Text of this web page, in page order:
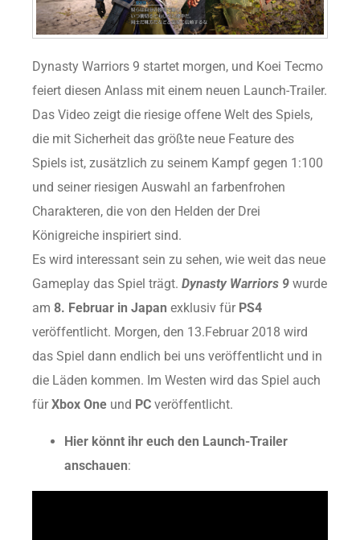
Dynasty Warriors 9 startet morgen, und Koei Tecmo
feiert diesen Anlass mit einem neuen Launch-Trailer.
Das Video zeigt die riesige offene Welt des Spiels,
die mit Sicherheit das größte neue Feature des
Spiels ist, zusätzlich zu seinem Kampf gegen 1:100
und seiner riesigen Auswahl an farbenfrohen
Charakteren, die von den Helden der Drei
Königreiche inspiriert sind.
Es wird interessant sein zu sehen, wie weit das neue
Gameplay das Spiel trägt. Dynasty Warriors 9 wurde
am 8. Februar in Japan exklusiv für PS4
veröffentlicht. Morgen, den 13.Februar 2018 wird
das Spiel dann endlich bei uns veröffentlicht und in
die Läden kommen. Im Westen wird das Spiel auch
fürXbox One und PC veröffentlicht.
Hier könnt ihr euch den Launch-Trailer
anschauen: